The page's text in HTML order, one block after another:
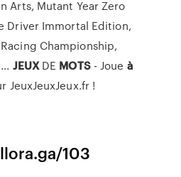
Arts, Mutant Year Zero
Driver Immortal Edition,
Championship,
JEUXDE MOTS- Joue à
JeuxJeuxJeux.fr !
103